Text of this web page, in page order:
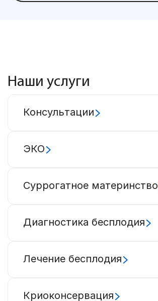
Наши услуги
Консультации
ЭКО
Суррогатное материнство
Диагностика бесплодия
Лечение бесплодия
Криоконсервация